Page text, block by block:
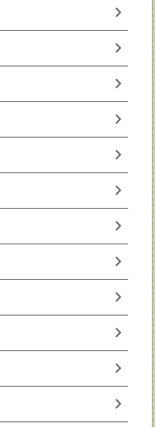
chevron_right
chevron_right
chevron_right
chevron_right
chevron_right
chevron_right
chevron_right
chevron_right
chevron_right
chevron_right
chevron_right
chevron_right